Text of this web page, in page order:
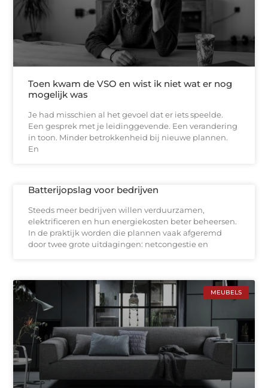
Toen kwam de VSO en wist ik niet wat er nog
mogelijk was
Je had misschien al het gevoel dat er iets speelde.
Een gesprek met je leidinggevende. Een verandering
in toon. Minder betrokkenheid bij nieuwe plannen.
En
Batterijopslag voor bedrijven
Steeds meer bedrijven willen verduurzamen,
elektrificeren en hun energiekosten beter beheersen.
In de praktijk worden die plannen vaak afgeremd
door twee grote uitdagingen: netcongestie en
MEUBELS